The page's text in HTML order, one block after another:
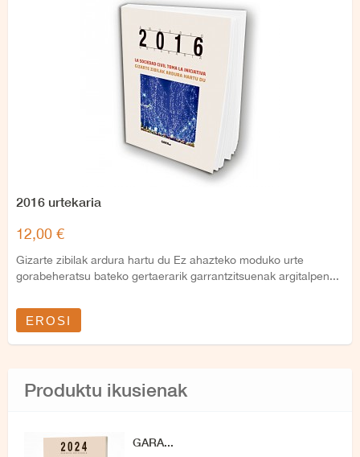
2016 urtekaria
12,00 €
Gizarte zibilak ardura hartu du Ez ahazteko moduko urte
gorabeheratsu bateko gertaerarik garrantzitsuenak argitalpen...
EROSI
Produktu ikusienak
GARA...